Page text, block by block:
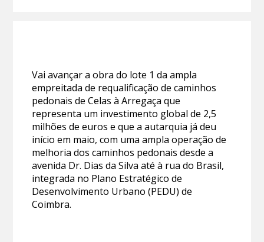
Vai avançar a obra do lote 1 da ampla
empreitada de requalificação de caminhos
pedonais de Celas à Arregaça que
representa um investimento global de 2,5
milhões de euros e que a autarquia já deu
início em maio, com uma ampla operação de
melhoria dos caminhos pedonais desde a
avenida Dr. Dias da Silva até à rua do Brasil,
integrada no Plano Estratégico de
Desenvolvimento Urbano (PEDU) de
Coimbra.